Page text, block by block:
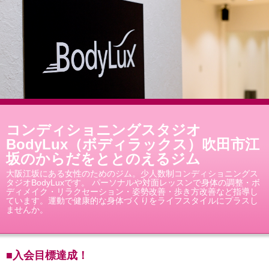
コンディショニングスタジオ
BodyLux（ボディラックス）吹田市江
坂のからだをととのえるジム
大阪江坂にある女性のためのジム。少人数制コンディショニングス
タジオBodyLuxです。 パーソナルや対面レッスンで身体の調整・ボ
ディメイク・リラクセーション・姿勢改善・歩き方改善など指導し
ています。運動で健康的な身体づくりをライフスタイルにプラスし
ませんか。
■入会目標達成！